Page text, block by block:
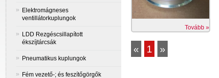
Elektromágneses
ventillátorkuplungok
LDD Rezgéscsillapított
ékszíjtárcsák
Pneumatikus kuplungok
Fém vezető-; és feszítőgörgők
Tovább »
« 1 »